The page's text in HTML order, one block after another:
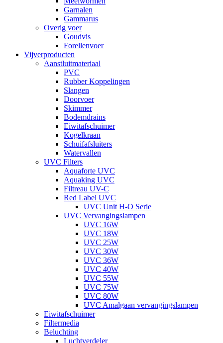
Garnalen
Gammarus
Overig voer
Goudvis
Forellenvoer
Vijverproducten
Aanstluitmateriaal
PVC
Rubber Koppelingen
Slangen
Doorvoer
Skimmer
Bodemdrains
Eiwitafschuimer
Kogelkraan
Schuifafsluiters
Watervallen
UVC Filters
Aquaforte UVC
Aquaking UVC
Filtreau UV-C
Red Label UVC
UVC Unit H-O Serie
UVC Vervangingslampen
UVC 16W
UVC 18W
UVC 25W
UVC 30W
UVC 36W
UVC 40W
UVC 55W
UVC 75W
UVC 80W
UVC Amalgaan vervangingslampen
Eiwitafschuimer
Filtermedia
Beluchting
Luchtverdeler